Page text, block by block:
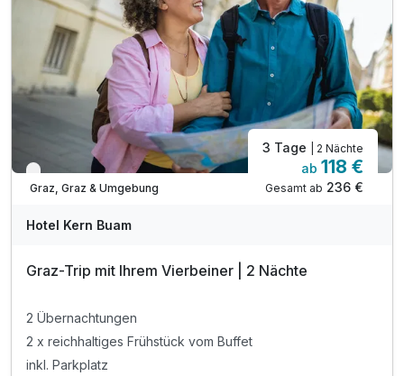
Verfügbar bis Dezember
Graz, Graz & Umgebung
3 Tage | 2 Nächte
ab 118 €
Gesamt ab 236 €
Hotel Kern Buam
Graz-Trip mit Ihrem Vierbeiner | 2 Nächte
2 Übernachtungen
2 x reichhaltiges Frühstück vom Buffet
inkl. Parkplatz